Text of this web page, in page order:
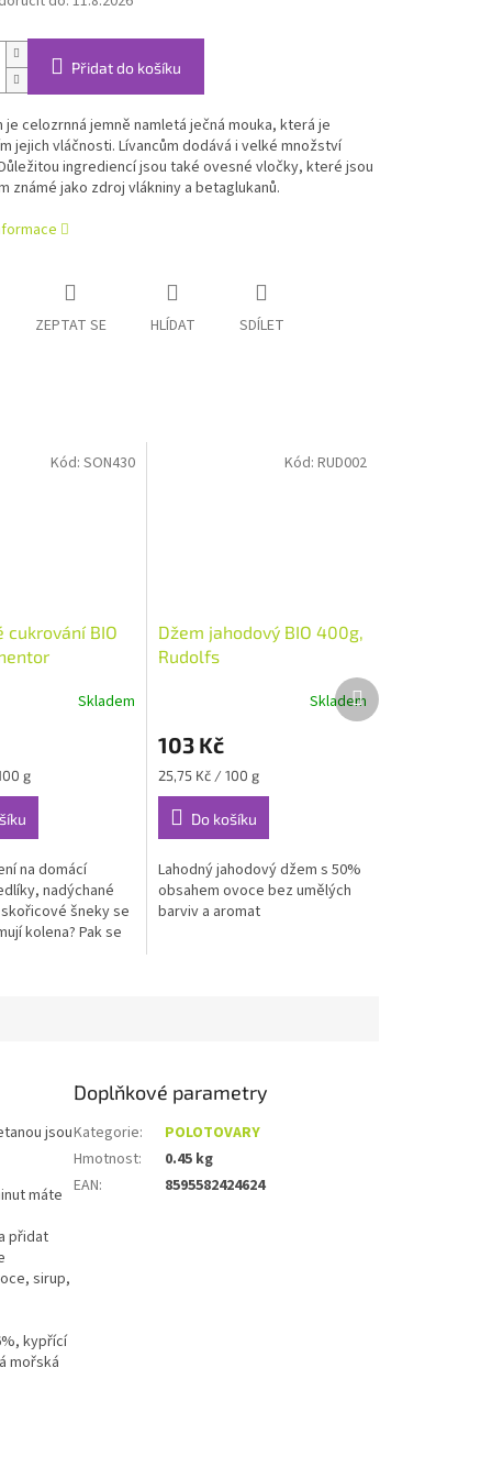
Přidat do košíku
je celozrnná jemně namletá ječná mouka, která je
jejich vláčnosti. Lívancům dodává i velké množství
ingrediencí jsou také ovesné vločky, které jsou
známé jako zdroj vlákniny a betaglukanů.
ZEPTAT SE HLÍDAT SDÍLET
cukrování BIO
Skladem
g
na domácí
nadýchané
šneky se
kolena? Pak se
Kód:SON430
Džem jahodový BIO 400g,
Rudolfs
Skladem
103 Kč
Měrná
cena:
25,75 Kč / 100 g
Do košíku
Lahodný jahodový džem s 50%
obsahem ovoce bez umělých
barviv a aromat
Kód: RUD002
Další
produkt
jsou
máte
přidat
sirup,
kypřící
mořská
Doplňkové parametry
Kategorie:
POLOTOVARY
Hmotnost:
0.45 kg
EAN: 8595582424624